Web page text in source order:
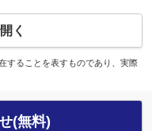
く
することを表すものであり、実際
(無料)